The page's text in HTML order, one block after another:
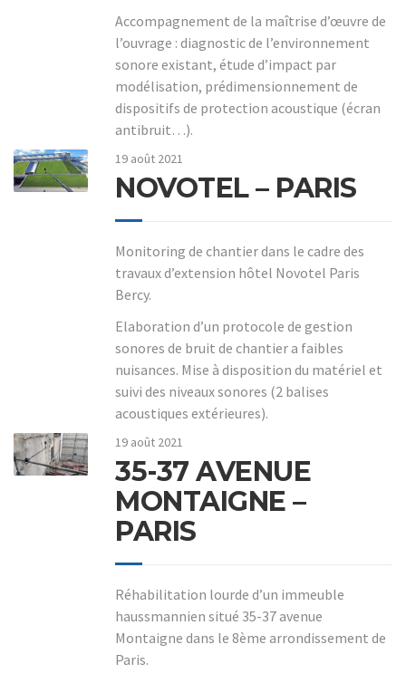
Accompagnement de la maîtrise d’œuvre de
l’ouvrage : diagnostic de l’environnement
sonore existant, étude d’impact par
modélisation, prédimensionnement de
dispositifs de protection acoustique (écran
antibruit…).
19 août 2021
NOVOTEL – PARIS
Monitoring de chantier dans le cadre des
travaux d’extension hôtel Novotel Paris
Bercy.
Elaboration d’un protocole de gestion
sonores de bruit de chantier a faibles
nuisances. Mise à disposition du matériel et
suivi des niveaux sonores (2 balises
acoustiques extérieures).
19 août 2021
35-37 AVENUE
MONTAIGNE –
PARIS
Réhabilitation lourde d’un immeuble
haussmannien situé 35-37 avenue
Montaigne dans le 8ème arrondissement de
Paris.